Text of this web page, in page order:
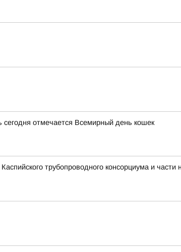
отмечается Всемирный день кошек
трубопроводного консорциума и части